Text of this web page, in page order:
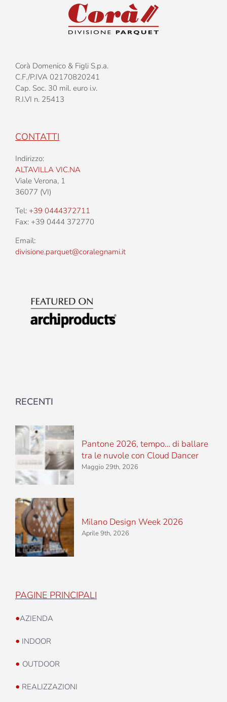
Corà Domenico & Figli S.p.a.
C.F./P.IVA 02170820241
Cap. Soc. 30 mil. euro i.v.
R.I.VI n. 25413
CONTATTI
Indirizzo:
ALTAVILLA VIC.NA
Viale Verona, 1
36077 (VI)
Tel: +39 0444372711
Fax: +39 0444 372770
Email:
divisione.parquet@coralegnami.it
RECENTI
Pantone 2026, tempo… di ballare
tra le nuvole con Cloud Dancer
Maggio 29th, 2026
Milano Design Week 2026
Aprile 9th, 2026
PAGINE PRINCIPALI
•AZIENDA
• INDOOR
• OUTDOOR
• REALIZZAZIONI